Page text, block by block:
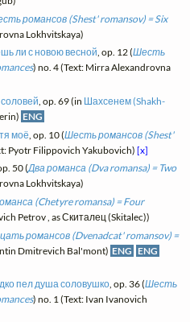
романсов (Shest' romansov) = Six
Lokhvitskaya)
ли с новою весной, op. 12 (Шесть
) no. 4 (Text: Mirra Alexandrovna
, op. 69 (in Шахсенем (Shakh-
ENG
моё , op. 10 (Шесть романсов (Shest'
Pyotr Filippovich Yakubovich)[x]
50 (Два романса (Dva romansa) = Two
Lokhvitskaya)
(Chetyre romansa) = Four
Petrov , as Скиталец (Skitalec))
романсов (Dvenadcat' romansov) =
Dmitrevich Bal'mont) ENG ENG
пел душа соловушко, op. 36 (Шесть
) no. 1 (Text: Ivan Ivanovich